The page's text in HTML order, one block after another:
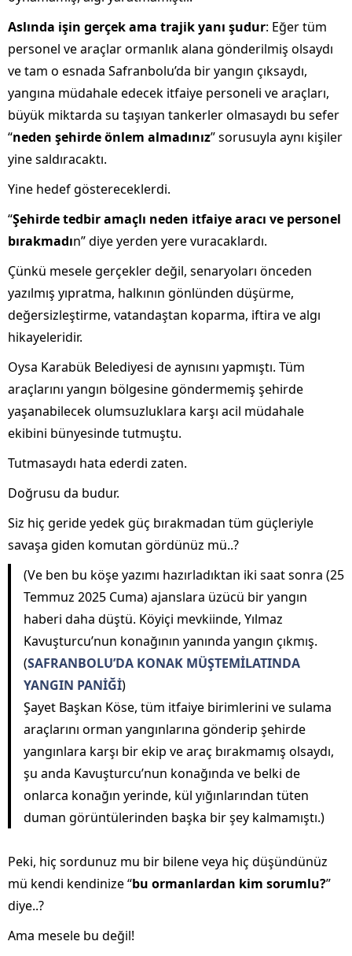
Aslında işin gerçek ama trajik yanı şudur: Eğer tüm
personel ve araçlar ormanlık alana gönderilmiş olsaydı
ve tam o esnada Safranbolu’da bir yangın çıksaydı,
yangına müdahale edecek itfaiye personeli ve araçları,
büyük miktarda su taşıyan tankerler olmasaydı bu sefer
“neden şehirde önlem almadınız” sorusuyla aynı kişiler
yine saldıracaktı.
Yine hedef göstereceklerdi.
“Şehirde tedbir amaçlı neden itfaiye aracı ve personel
bırakmadın” diye yerden yere vuracaklardı.
Çünkü mesele gerçekler değil, senaryoları önceden
yazılmış yıpratma, halkının gönlünden düşürme,
değersizleştirme, vatandaştan koparma, iftira ve algı
hikayeleridir.
Oysa Karabük Belediyesi de aynısını yapmıştı. Tüm
araçlarını yangın bölgesine göndermemiş şehirde
yaşanabilecek olumsuzluklara karşı acil müdahale
ekibini bünyesinde tutmuştu.
Tutmasaydı hata ederdi zaten.
Doğrusu da budur.
Siz hiç geride yedek güç bırakmadan tüm güçleriyle
savaşa giden komutan gördünüz mü..?
(Ve ben bu köşe yazımı hazırladıktan iki saat sonra (25
Temmuz 2025 Cuma) ajanslara üzücü bir yangın
haberi daha düştü. Köyiçi mevkiinde, Yılmaz
Kavuşturcu’nun konağının yanında yangın çıkmış.
(SAFRANBOLU’DA KONAK MÜŞTEMİLATINDA
YANGIN PANİĞİ)
Şayet Başkan Köse, tüm itfaiye birimlerini ve sulama
araçlarını orman yangınlarına gönderip şehirde
yangınlara karşı bir ekip ve araç bırakmamış olsaydı,
şu anda Kavuşturcu’nun konağında ve belki de
onlarca konağın yerinde, kül yığınlarından tüten
duman görüntülerinden başka bir şey kalmamıştı.)
Peki, hiç sordunuz mu bir bilene veya hiç düşündünüz
mü kendi kendinize “bu ormanlardan kim sorumlu?”
diye..?
Ama mesele bu değil!